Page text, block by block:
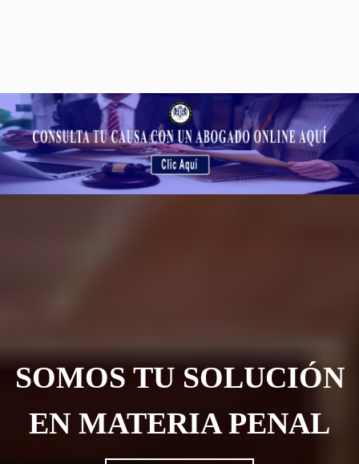
SOMOS TU SOLUCIÓN
EN MATERIA PENAL